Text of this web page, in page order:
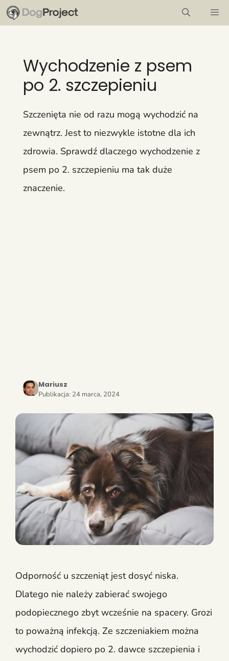
Przejdź
do
Wychodzenie z psem
po 2. szczepieniu
Szczenięta nie od razu mogą wychodzić na
zewnątrz. Jest to niezwykle istotne dla ich
zdrowia. Sprawdź dlaczego wychodzenie z
psem po 2. szczepieniu ma tak duże
znaczenie.
Mariusz
Publikacja: 24 marca, 2024
Odporność u szczeniąt jest dosyć niska.
Dlatego nie należy zabierać swojego
podopiecznego zbyt wcześnie na spacery. Grozi
to poważną infekcją. Ze szczeniakiem można
wychodzić dopiero po 2. dawce szczepienia i